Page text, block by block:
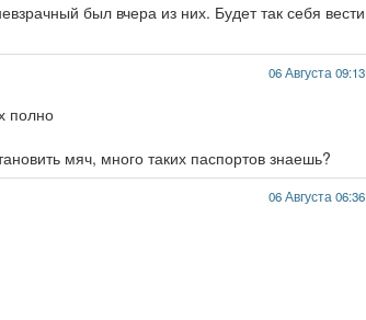
был вчера из них. Будет так себя вести
06 Августа 09:13
полно
мяч, много таких паспортов знаешь?
06 Августа 06:36